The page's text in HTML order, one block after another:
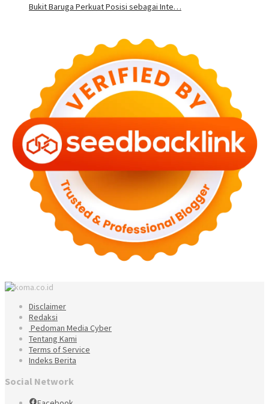
Bukit Baruga Perkuat Posisi sebagai Inte…
Disclaimer
Redaksi
Pedoman Media Cyber
Tentang Kami
Terms of Service
Indeks Berita
Social Network